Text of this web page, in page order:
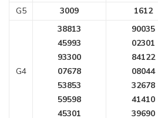
G5
3009 1612
G4
38813
45993
93300
07678
53853
59598
45301
90035
02301
84122
08044
32678
41410
39690